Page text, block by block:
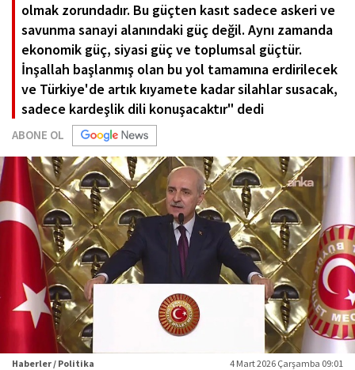
olmak zorundadır. Bu güçten kasıt sadece askeri ve
savunma sanayi alanındaki güç değil. Aynı zamanda
ekonomik güç, siyasi güç ve toplumsal güçtür.
İnşallah başlanmış olan bu yol tamamına erdirilecek
ve Türkiye'de artık kıyamete kadar silahlar susacak,
sadece kardeşlik dili konuşacaktır" dedi
ABONE OL
Haberler / Politika 4 Mart 2026 Çarşamba 09:01